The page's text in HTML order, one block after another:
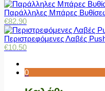
Παράλληλες Μπάρες
€82.90
Περιστρεφόμενες Λαβές
€10.50
0